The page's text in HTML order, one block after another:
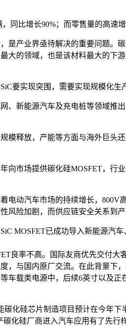
同比增长90%；而零售量的高速
是产业界亟待解决的重要问题
大的领域，也是该材料最大的下
要实现突围，需要实现规模化
新能源汽车及充电桩等领域推
模释放，产能等方面与海外巨
向市场提供碳化硅MOSFET，
电动汽车市场的持续增长，
风险加剧，而供应链安全关系到
MOSFET已成功导入新能源汽
良率不高。国际友商优先交付
与国内原厂交流。在此背景下
车载类电源中，后续6英寸以及
化硅芯片制造项目预计在今年
化硅厂商进入汽车应用有了先行